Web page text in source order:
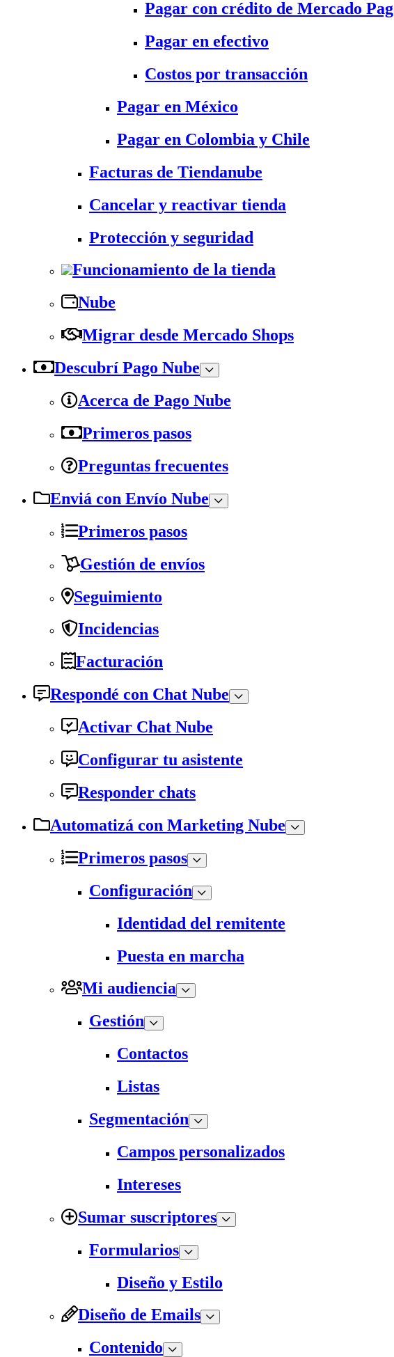
Pagar con crédito de Mercado
Pagar en efectivo
Costos por transacción
Pagar en México
Pagar en Colombia y Chile
Facturas de Tiendanube
Cancelar y reactivar tienda
Protección y seguridad
Funcionamiento de la tienda
Nube
Migrar desde Mercado Shops
Descubrí Pago Nube
Acerca de Pago Nube
Primeros pasos
Preguntas frecuentes
Enviá con Envío Nube
Primeros pasos
Gestión de envíos
Seguimiento
Incidencias
Facturación
Respondé con Chat Nube
Activar Chat Nube
Configurar tu asistente
Responder chats
Automatizá con Marketing Nube
Primeros pasos
Configuración
Identidad del remitente
Puesta en marcha
Mi audiencia
Gestión
Contactos
Listas
Segmentación
Campos personalizados
Intereses
Sumar suscriptores
Formularios
Diseño y Estilo
Diseño de Emails
Contenido